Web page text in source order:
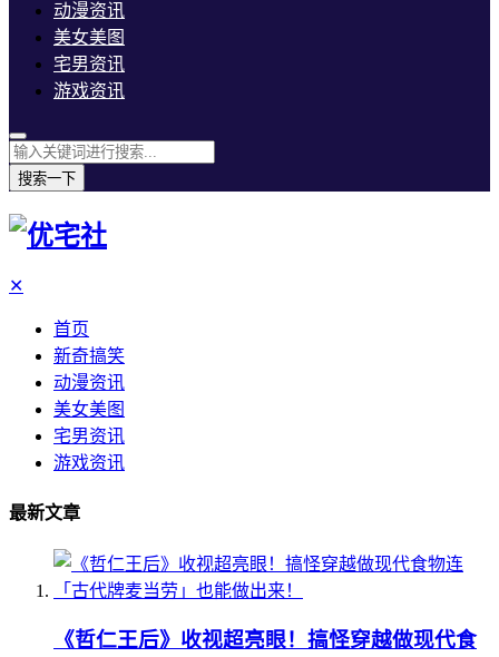
动漫资讯
美女美图
宅男资讯
游戏资讯
搜索一下
✕
首页
新奇搞笑
动漫资讯
美女美图
宅男资讯
游戏资讯
最新文章
《哲仁王后》收视超亮眼！搞怪穿越做现代食